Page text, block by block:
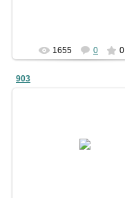
1655 0
903